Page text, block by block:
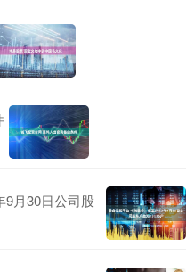
9月30日公司股